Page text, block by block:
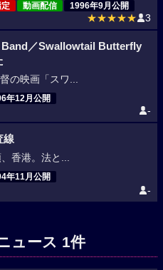
定 動画配信 1996年9月公開
★★★★★ 3
Band／Swallowtail Butterfly
の映画「スワ...
年12月公開
-
線
香港。法と...
年11月公開
-
ュース 1件